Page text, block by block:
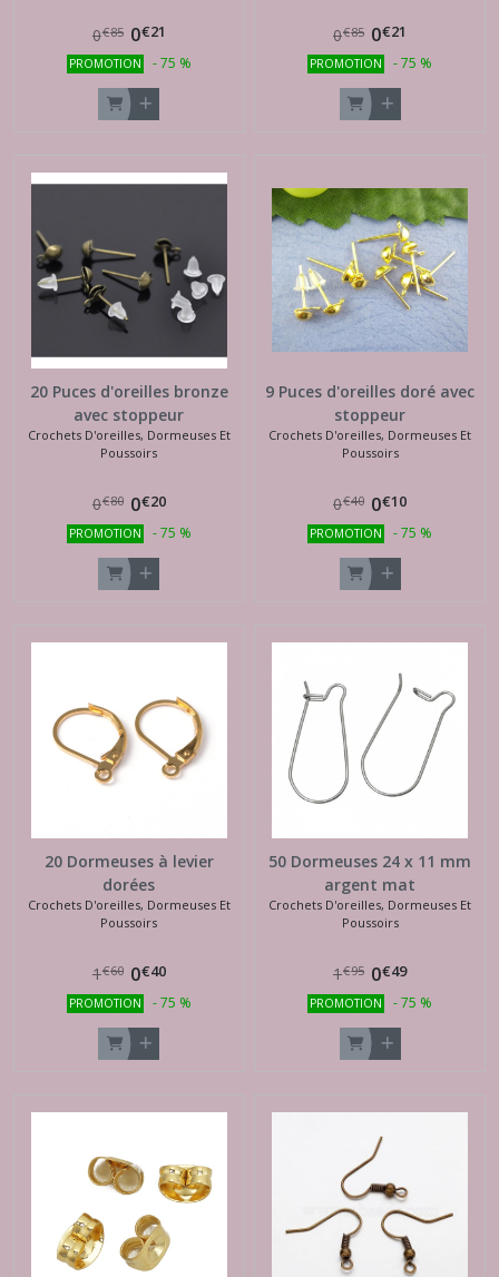
0€85 0€21
PROMOTION -75 %
0€85 0€21
PROMOTION -75 %
20 Puces d'oreilles bronze
avec stoppeur
Crochets D'oreilles, Dormeuses Et
Poussoirs
0€80 0€20
PROMOTION -75 %
9 Puces d'oreilles doré avec
stoppeur
Crochets D'oreilles, Dormeuses Et
Poussoirs
0€40 0€10
PROMOTION -75 %
20 Dormeuses à levier
dorées
Crochets D'oreilles, Dormeuses Et
Poussoirs
1€60 0€40
PROMOTION -75 %
50 Dormeuses 24 x 11 mm
argent mat
Crochets D'oreilles, Dormeuses Et
Poussoirs
1€95 0€49
PROMOTION -75 %